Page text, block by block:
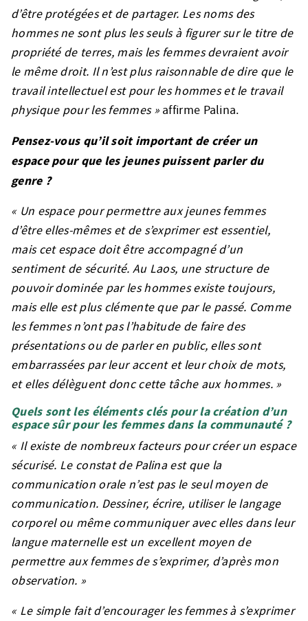
d’être protégées et de partager. Les noms des
hommes ne sont plus les seuls à figurer sur le titre de
propriété de terres, mais les femmes devraient avoir
le même droit. Il n’est plus raisonnable de dire que le
travail intellectuel est pour les hommes et le travail
physique pour les femmes »affirme Palina.
Pensez-vous qu’il soit important de créer un
espace pour que les jeunes puissent parler du
genre ?
« Un espace pour permettre aux jeunes femmes
d’être elles-mêmes et de s’exprimer est essentiel,
mais cet espace doit être accompagné d’un
sentiment de sécurité. Au Laos, une structure de
pouvoir dominée par les hommes existe toujours,
mais elle est plus clémente que par le passé. Comme
les femmes n’ont pas l’habitude de faire des
présentations ou de parler en public, elles sont
embarrassées par leur accent et leur choix de mots,
et elles délèguent donc cette tâche aux hommes. »
Quels sont les éléments clés pour la création d’un
espace sûr pour les femmes dans la communauté ?
« Il existe de nombreux facteurs pour créer un espace
sécurisé. Le constat de Palina est que la
communication orale n’est pas le seul moyen de
communication. Dessiner, écrire, utiliser le langage
corporel ou même communiquer avec elles dans leur
langue maternelle est un excellent moyen de
permettre aux femmes de s’exprimer, d’après mon
observation. »
« Le simple fait d’encourager les femmes à s’exprimer